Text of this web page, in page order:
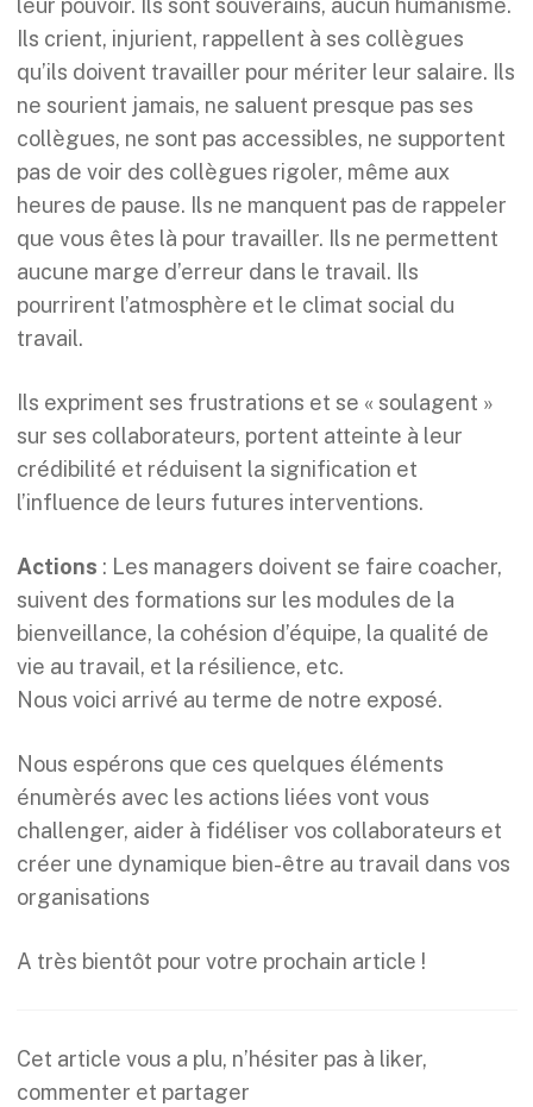
leur pouvoir. Ils sont souverains, aucun humanisme.
Ils crient, injurient, rappellent à ses collègues
qu’ils doivent travailler pour mériter leur salaire. Ils
ne sourient jamais, ne saluent presque pas ses
collègues, ne sont pas accessibles, ne supportent
pas de voir des collègues rigoler, même aux
heures de pause. Ils ne manquent pas de rappeler
que vous êtes là pour travailler. Ils ne permettent
aucune marge d’erreur dans le travail. Ils
pourrirent l’atmosphère et le climat social du
travail.
Ils expriment ses frustrations et se « soulagent »
sur ses collaborateurs, portent atteinte à leur
crédibilité et réduisent la signification et
l’influence de leurs futures interventions.
Actions : Les managers doivent se faire coacher,
suivent des formations sur les modules de la
bienveillance, la cohésion d’équipe, la qualité de
vie au travail, et la résilience, etc.
Nous voici arrivé au terme de notre exposé.
Nous espérons que ces quelques éléments
énumèrés avec les actions liées vont vous
challenger, aider à fidéliser vos collaborateurs et
créer une dynamique bien-être au travail dans vos
organisations
A très bientôt pour votre prochain article !
Cet article vous a plu, n’hésiter pas à liker,
commenter et partager